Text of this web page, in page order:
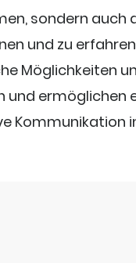
sondern auch
und zu
Möglichkeiten
ermöglichen
Kommunikation